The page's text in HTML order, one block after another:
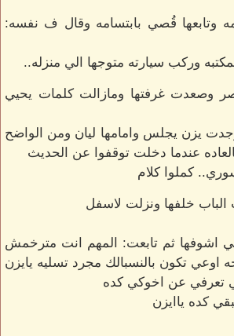
وتابعها قُصي بابتسامه وقال ف نفسه:
وركب سيارته متوجها الي منزله..
وصعدت غرفتها ومازالت كلمات يحيي
يزن يجلس وامامها ليان ومن الواضح
عندما دخلت توقفوا عن الحديث
كملوا كلام
الباب خلفها ونزلت لاسفل
اشوفها ثم تابعت: المهم انت مترخمش
تكون بالنسبالك مجرد تسليه يايزن
تعرفي عن اخوكي كده
كده ياايزن